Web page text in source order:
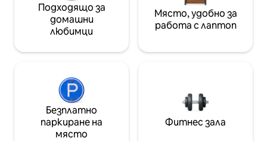
Подходящо за
домашни
любимци
Място, удобно за
работа с лаптоп
Безплатно
паркиране на
място
Фитнес зала